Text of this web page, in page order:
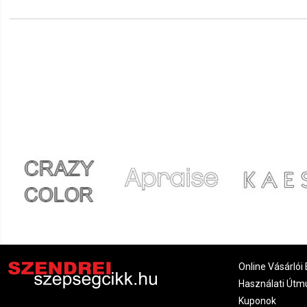
Online Vásárlói
Használati
Kuponok